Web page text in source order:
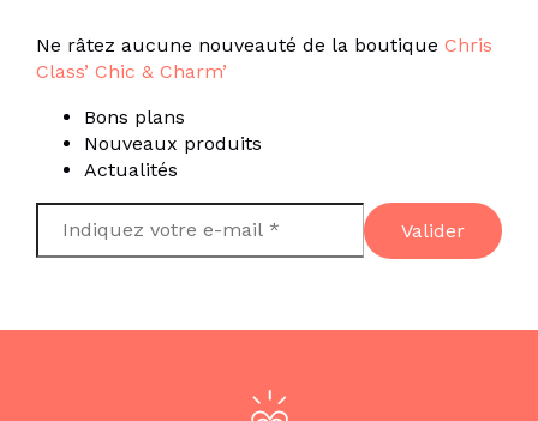
Ne râtez aucune nouveauté de la boutique Chris
Class’ Chic & Charm’
Bons plans
Nouveaux produits
Actualités